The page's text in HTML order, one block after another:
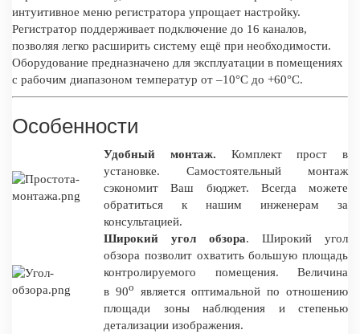
интуитивное меню регистратора упрощает настройку.
Регистратор поддерживает подключение до 16 каналов,
позволяя легко расширить систему ещё при необходимости.
Оборудование предназначено для эксплуатации в помещениях
с рабочим диапазоном температур от –10°C до +60°C.
Особенности
Удобный монтаж. Комплект прост в
установке. Самостоятельный монтаж
сэкономит Ваш бюджет. Всегда можете
обратиться к нашим инженерам за
консультацией.
Широкий угол обзора. Широкий угол
обзора позволит охватить большую площадь
контролируемого помещения. Величина
в 90о
является оптимальной по отношению
площади зоны наблюдения и степенью
детализации изображения.